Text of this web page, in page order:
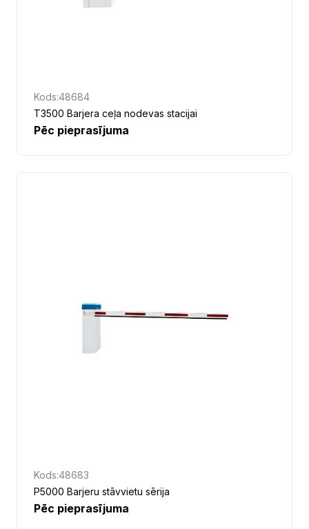
Kods:48684
T3500 Barjera ceļa nodevas stacijai
Pēc pieprasījuma
Kods:48683
P5000 Barjeru stāvvietu sērija
Pēc pieprasījuma